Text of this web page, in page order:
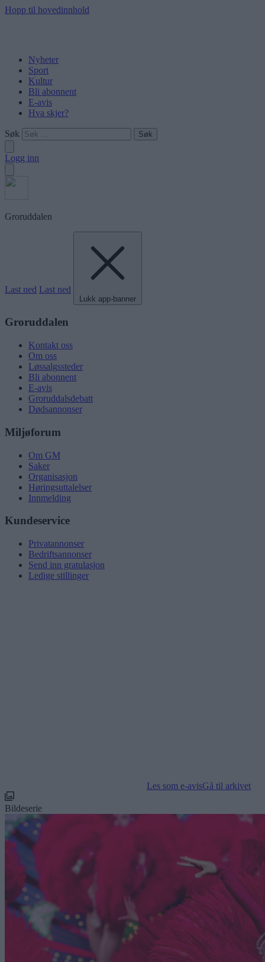
Hopp til hovedinnhold
Nyheter
Sport
Kultur
Bli abonnent
E-avis
Hva skjer?
Søk
Logg inn
Groruddalen
Last ned Last ned
Lukk app-banner
Groruddalen
Kontakt oss
Om oss
Løssalgssteder
Bli abonnent
E-avis
Groruddalsdebatt
Dødsannonser
Miljøforum
Om GM
Saker
Organisasjon
Høringsuttalelser
Innmelding
Kundeservice
Privatannonser
Bedriftsannonser
Send inn gratulasjon
Ledige stillinger
Les som e-avisGå til arkivet
Bildeserie